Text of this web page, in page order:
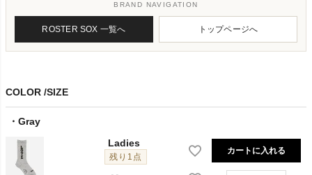
BRAND NAVIGATION
ROSTER SOX 一覧へ トップページへ
COLOR SIZE
Gray
Ladies
残り1点
カートに入れる